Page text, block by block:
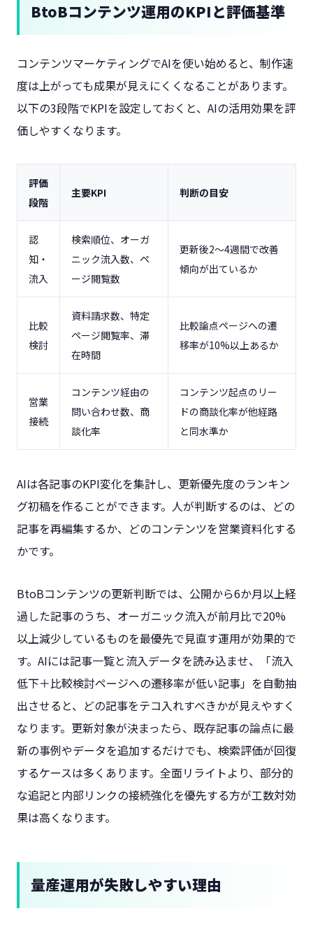
BtoBコンテンツ運用のKPIと評価基準
コンテンツマーケティングでAIを使い始めると、制作速
度は上がっても成果が見えにくくなることがあります。
以下の3段階でKPIを設定しておくと、AIの活用効果を評
価しやすくなります。
評価
段階
主要KPI 判断の目安
認
知・
流入
検索順位、オーガ
ニック流入数、ペ
ージ閲覧数
更新後2〜4週間で改善
傾向が出ているか
比較
検討
資料請求数、特定
ページ閲覧率、滞
在時間
比較論点ページへの遷
移率が10%以上あるか
営業
接続
コンテンツ経由の
問い合わせ数、商
談化率
コンテンツ起点のリー
ドの商談化率が他経路
と同水準か
AIは各記事のKPI変化を集計し、更新優先度のランキン
グ初稿を作ることができます。人が判断するのは、どの
記事を再編集するか、どのコンテンツを営業資料化する
かです。
BtoBコンテンツの更新判断では、公開から6か月以上経
過した記事のうち、オーガニック流入が前月比で20%
以上減少しているものを最優先で見直す運用が効果的で
す。AIには記事一覧と流入データを読み込ませ、「流入
低下＋比較検討ページへの遷移率が低い記事」を自動抽
出させると、どの記事をテコ入れすべきかが見えやすく
なります。更新対象が決まったら、既存記事の論点に最
新の事例やデータを追加するだけでも、検索評価が回復
するケースは多くあります。全面リライトより、部分的
な追記と内部リンクの接続強化を優先する方が工数対効
果は高くなります。
量産運用が失敗しやすい理由